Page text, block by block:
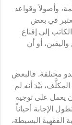
وأصولاً وقواعد
في بعض
إلى إقناع
أو أن
مختلفة. فالبعض
بَيْدَ أنه لم
يعمل على توجيه
الإجابة أحياناً
الفقهية البسيطة،